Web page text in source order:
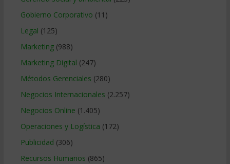
Gobierno Corporativo (11)
Legal (125)
Marketing(988)
Marketing Digital (247)
Métodos Gerenciales (280)
Negocios Internacionales (2.257)
Negocios Online (1.405)
Operaciones y Logística (172)
Publicidad (306)
Recursos Humanos (865)